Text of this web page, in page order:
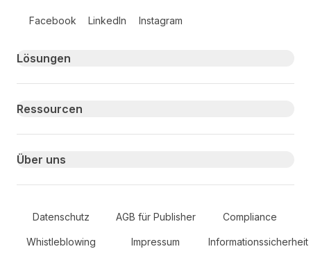
Facebook LinkedIn Instagram
Primary footer navigation
Lösungen
Ressourcen
Über uns
Secondary Footer Navigation
Datenschutz AGB für Publisher Compliance
Whistleblowing Impressum Informationssicherheit